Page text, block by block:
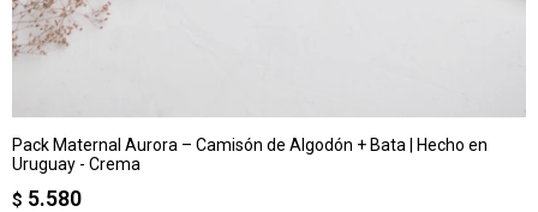
Pack Maternal Aurora – Camisón de Algodón + Bata | Hecho en
Uruguay - Crema
$ 5.580